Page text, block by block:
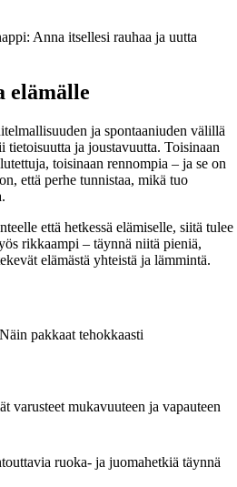
Anna itsellesi rauhaa ja uutta
elämälle
ja spontaaniuden välillä
tietoisuutta ja joustavuutta. Toisinaan
toisinaan rennompia – ja se on
että perhe tunnistaa, mikä tuo
että hetkessä elämiselle, siitä tulee
rikkaampi – täynnä niitä pieniä,
elämästä yhteistä ja lämmintä.
pakkaat tehokkaasti
varusteet mukavuuteen ja vapauteen
ruoka- ja juomahetkiä täynnä